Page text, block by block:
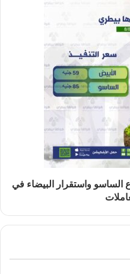
الساسو واستقرار البيضاء في